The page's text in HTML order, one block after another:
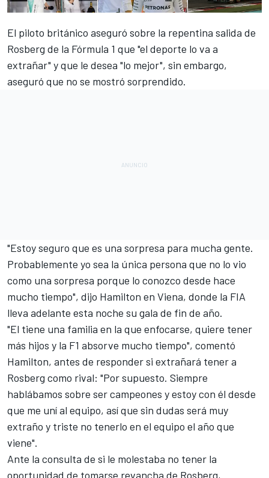
El piloto británico aseguró sobre la repentina salida de
Rosberg de la Fórmula 1 que "el deporte lo va a
extrañar" y que le desea "lo mejor", sin embargo,
aseguró que no se mostró sorprendido.
"Estoy seguro que es una sorpresa para mucha gente.
Probablemente yo sea la única persona que no lo vio
como una sorpresa porque lo conozco desde hace
mucho tiempo", dijo Hamilton en Viena, donde la FIA
lleva adelante esta noche su gala de fin de año.
"El tiene una familia en la que enfocarse, quiere tener
más hijos y la F1 absorve mucho tiempo", comentó
Hamilton, antes de responder si extrañará tener a
Rosberg como rival: "Por supuesto. Siempre
hablábamos sobre ser campeones y estoy con él desde
que me uní al equipo, así que sin dudas será muy
extraño y triste no tenerlo en el equipo el año que
viene".
Ante la consulta de si le molestaba no tener la
oportunidad de tomarse revancha de Rosberg,